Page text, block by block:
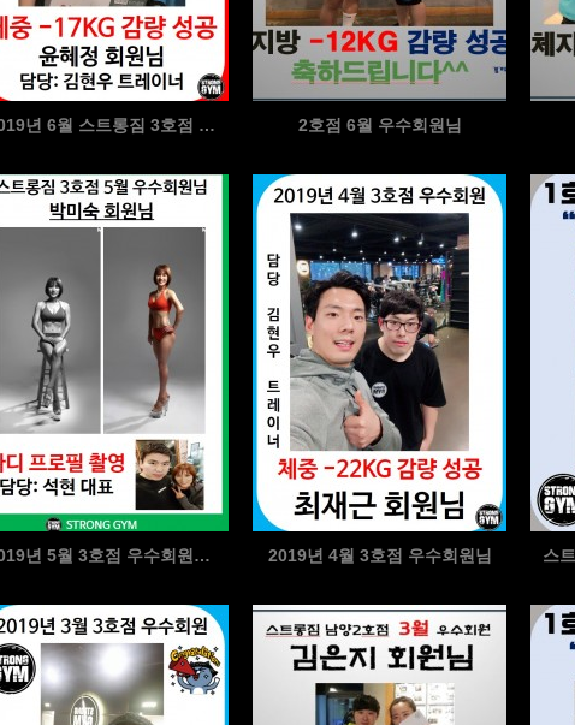
2019년 6월 스트롱짐 3호점 우수회원님 2호점 6월 우수회원님
2019년 5월 3호점 우수회원님(1) 2019년 4월 3호점 우수회원님